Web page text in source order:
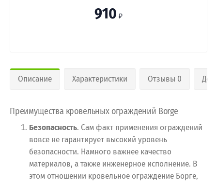
910 ₽
Описание Характеристики Отзывы 0
Преимущества кровельных ограждений Borge
Безопасность. Сам факт применения ограждений
вовсе не гарантирует высокий уровень
безопасности. Намного важнее качество
материалов, а также инженерное исполнение. В
этом отношении кровельное ограждение Борге,